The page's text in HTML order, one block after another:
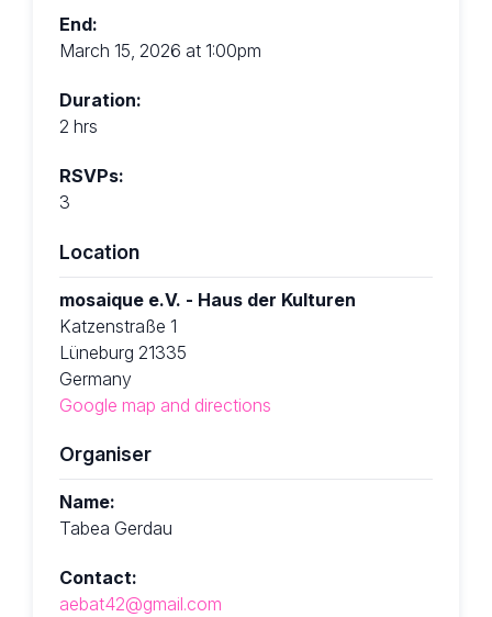
End:
March 15, 2026 at 1:00pm
Duration:
2 hrs
RSVPs:
3
Location
mosaique e.V. - Haus der Kulturen
Katzenstraße 1
Lüneburg 21335
Germany
Google map and directions
Organiser
Name:
Tabea Gerdau
Contact:
aebat42@gmail.com